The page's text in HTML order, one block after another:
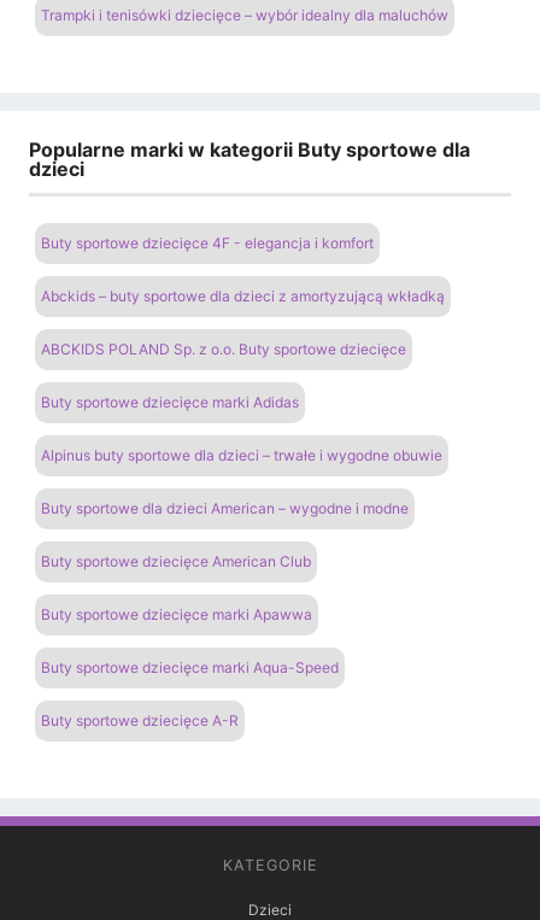
Trampki i tenisówki dziecięce – wybór idealny dla maluchów
Popularne marki w kategorii Buty sportowe dla
dzieci
Buty sportowe dziecięce 4F - elegancja i komfort
Abckids – buty sportowe dla dzieci z amortyzującą wkładką
ABCKIDS POLAND Sp. z o.o. Buty sportowe dziecięce
Buty sportowe dziecięce marki Adidas
Alpinus buty sportowe dla dzieci – trwałe i wygodne obuwie
Buty sportowe dla dzieci American – wygodne i modne
Buty sportowe dziecięce American Club
Buty sportowe dziecięce marki Apawwa
Buty sportowe dziecięce marki Aqua-Speed
Buty sportowe dziecięce A-R
KATEGORIE
Dzieci